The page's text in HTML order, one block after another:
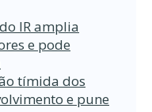
IR amplia
e pode
tímida dos
e pune